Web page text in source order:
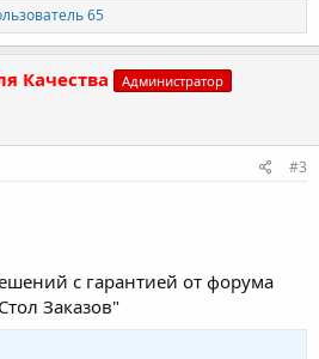
65
Качества Администратор
#3
с гарантией от форума
Заказов"